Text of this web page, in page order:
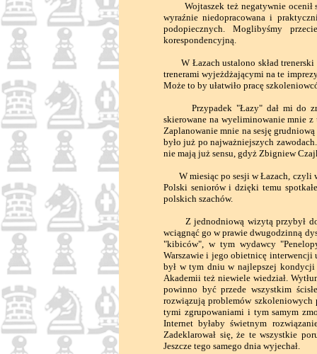
Wojtaszek też negatywnie ocenił
wyraźnie niedopracowana i
podopiecznych. Moglibyśmy
korespondencyjną.
W Łazach ustalono skład trenerski
trenerami wyjeżdżającymi na te
Może to by ułatwiło pracę
Przypadek "Łazy" dał mi do
skierowane na wyeliminowanie mnie
Zaplanowanie mnie na sesję
było już po najważniejszych
nie mają już sensu, gdyż Zbigniew
W miesiąc po sesji w Łazach, czyli
Polski seniorów i dzięki temu
polskich szachów.
Z jednodniową wizytą przybył do
wciągnąć go w prawie dwugodzinną
"kibiców", w tym wydawcy
Warszawie i jego obietnicę interwencji
był w tym dniu w najlepszej kondycji
Akademii też niewiele wiedział.
powinno być przede wszystkim
rozwiązują problemów
tymi zgrupowaniami i tym samym
Internet byłaby świetnym
Zadeklarował się, że te wszystkie
Jeszcze tego samego dnia wyjechał.